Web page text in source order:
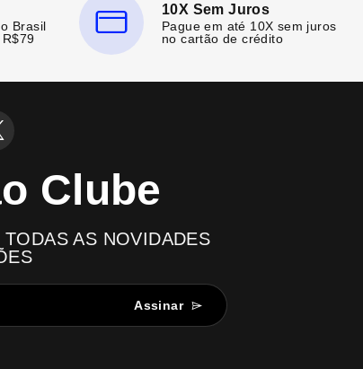
Brasil
10X Sem Juros
Pague em até 10X sem juros
no cartão de crédito
Clube
AS NOVIDADES
Assinar